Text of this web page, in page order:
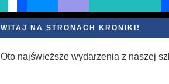
WITAJ NA STRONACH KRONIKI!
Oto najświeższe wydarzenia z naszej